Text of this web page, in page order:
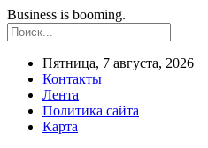
Business is booming.
Пятница, 7 августа, 2026
Контакты
Лента
Политика сайта
Карта